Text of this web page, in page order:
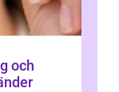
och